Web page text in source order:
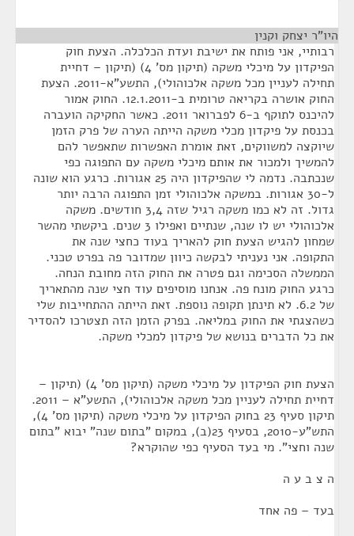
היו"ר יצחק וקנין
רבותיי, אני פותח את ישיבת ועדת הכלכלה. הצעת חוק
הפיקדון על מיכלי משקה (תיקון מס' 4) (תיקון – דחיית
תחילה לעניין מכל משקה אלכוהולי), התשע"א-2011. הצעת
החוק אושרה בקריאה טרומית ב-12.1.2011. החוק אמור
להיכנס לתוקף ב-6 לפברואר 2011. כאשר החקיקה הועברה
בכנסת על פיקדון מכלי משקה הייתה הערה של פרק הזמן
שיוקצה למשווקים, זאת אומרת האפשרות שתאפשר להם
להמשיך ולמכור את אותם מיכלי משקה עם התפוגה כפי
שנכתבה. נדמה לי שהפיקדון היה 25 אגורות. כרגע הוא שונה
ל-30 אגורות. במשקה אלכוהולי זמן התפוגה הרבה יותר
גדול. זה לא כמו משקה רגיל שזה 3,4 חודשים. משקה
אלכוהולי יש לו שנה, שנתיים ואפילו 3 שנים. ביקשתי מהשר
שמחון להגיש הצעת חוק להאריך בעוד כחצי שנה את
התקופה. אני נעניתי לבקשה כיוון שמדובר פה בפרט טכני.
הממשלה הסכימה וגם פטרה את החוק הזה מחובת הנחה.
כרגע החוק מונח פה. אנחנו מוסיפים עוד חצי שנה מהתאריך
של 6.2. לא תינתן תקופה נוספת. זאת הייתה ההתחייבות שלי
כשהצגתי את החוק במליאה. בפרק הזמן הזה תצטרכו להסדיר
את כל הדברים בנושא של פיקדון למכלי משקה.
הצעת חוק הפיקדון על מיכלי משקה (תיקון מס' 4) (תיקון –
דחיית תחילה לעניין מכל משקה אלכוהולי), התשע"א – 2011.
תיקון סעיף 23 בחוק הפיקדון על מיכלי משקה (תיקון מס' 4),
התש"ע-2010, בסעיף 23(ב), במקום "בתום שנה" יבוא "בתום
שנה וחצי". מי בעד הסעיף כפי שהוקרא?
ה צ ב ע ה
בעד – פה אחד